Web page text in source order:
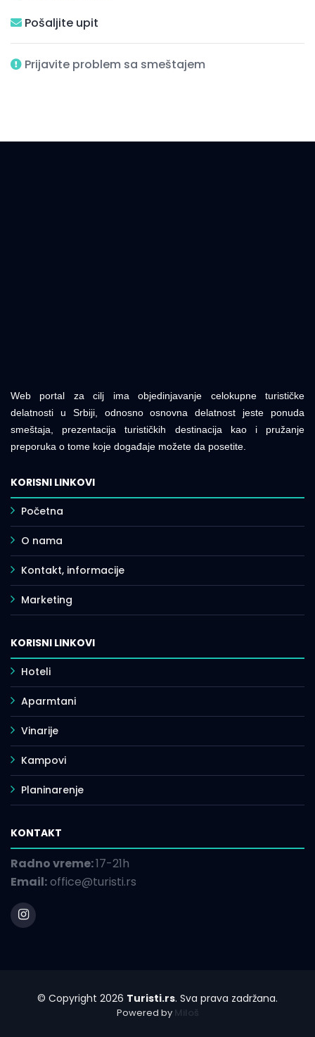
Pošaljite upit
Prijavite problem sa smeštajem
Web portal za cilj ima objedinjavanje celokupne turističke
delatnosti u Srbiji, odnosno osnovna delatnost jeste ponuda
smeštaja, prezentacija turističkih destinacija kao i pružanje
preporuka o tome koje događaje možete da posetite.
KORISNI LINKOVI
Početna
O nama
Kontakt, informacije
Marketing
KORISNI LINKOVI
Hoteli
Aparmtani
Vinarije
Kampovi
Planinarenje
KONTAKT
Radno vreme:17-21h
Email:office@turisti.rs
© Copyright 2026 Turisti.rs. Sva prava zadržana.
Powered by Miloš